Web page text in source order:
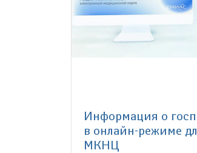
Информация о
в онлайн-режиме
МКНЦ